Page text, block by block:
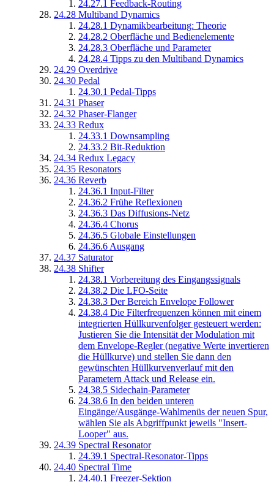
24.27.1 Feedback-Routing
24.28 Multiband Dynamics
24.28.1 Dynamikbearbeitung: Theorie
24.28.2 Oberfläche und Bedienelemente
24.28.3 Oberfläche und Parameter
24.28.4 Tipps zu den Multiband Dynamics
24.29 Overdrive
24.30 Pedal
24.30.1 Pedal-Tipps
24.31 Phaser
24.32 Phaser-Flanger
24.33 Redux
24.33.1 Downsampling
24.33.2 Bit-Reduktion
24.34 Redux Legacy
24.35 Resonators
24.36 Reverb
24.36.1 Input-Filter
24.36.2 Frühe Reflexionen
24.36.3 Das Diffusions-Netz
24.36.4 Chorus
24.36.5 Globale Einstellungen
24.36.6 Ausgang
24.37 Saturator
24.38 Shifter
24.38.1 Vorbereitung des Eingangssignals
24.38.2 Die LFO-Seite
24.38.3 Der Bereich Envelope Follower
24.38.4 Die Filterfrequenzen können mit einem
integrierten Hüllkurvenfolger gesteuert werden:
Justieren Sie die Intensität der Modulation mit
dem Envelope-Regler (negative Werte invertieren
die Hüllkurve) und stellen Sie dann den
gewünschten Hüllkurvenverlauf mit den
Parametern Attack und Release ein.
24.38.5 Sidechain-Parameter
24.38.6 In den beiden unteren
Eingänge/Ausgänge-Wahlmenüs der neuen Spur,
wählen Sie als Abgriffpunkt jeweils "Insert-
Looper" aus.
24.39 Spectral Resonator
24.39.1 Spectral-Resonator-Tipps
24.40 Spectral Time
24.40.1 Freezer-Sektion